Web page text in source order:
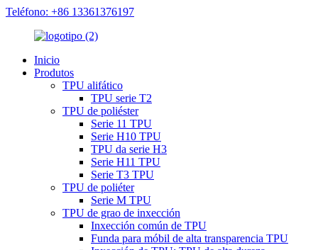
Teléfono: +86 13361376197
Inicio
Produtos
TPU alifático
TPU serie T2
TPU de poliéster
Serie 11 TPU
Serie H10 TPU
TPU da serie H3
Serie H11 TPU
Serie T3 TPU
TPU de poliéter
Serie M TPU
TPU de grao de inxección
Inxección común de TPU
Funda para móbil de alta transparencia TPU